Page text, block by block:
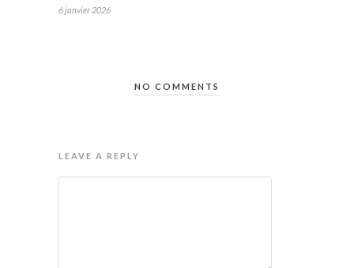
6 janvier 2026
NO COMMENTS
LEAVE A REPLY